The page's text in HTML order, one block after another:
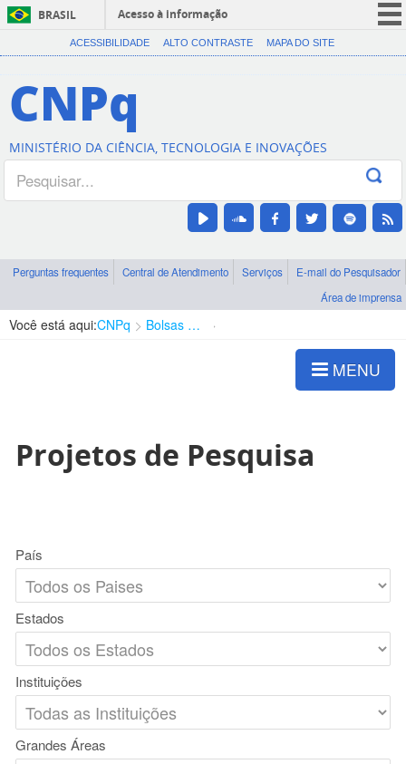
BRASIL
Acesso à informação
CORONAVÍRUS (COVID-19)
Canais
ACESSIBILIDADE ALTO CONTRASTE MAPA DO SITE
CNPq
MINISTÉRIO DA CIÊNCIA, TECNOLOGIA E INOVAÇÕES
Perguntas frequentes Central de Atendimento Serviços
E-mail do Pesquisador
Área de imprensa
Você está aqui:CNPq Bolsas e Auxílios Vigentes
MENU
Projetos de Pesquisa
País
Estados
Instituições
Grandes Áreas